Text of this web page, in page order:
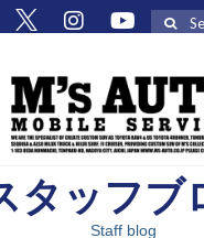
覧タッフブ
Staff blog